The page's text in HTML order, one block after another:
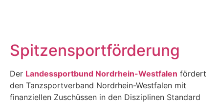
Spitzensportförderung
Der Landessportbund Nordrhein-Westfalen fördert
den Tanzsportverband Nordrhein-Westfalen mit
finanziellen Zuschüssen in den Disziplinen Standard